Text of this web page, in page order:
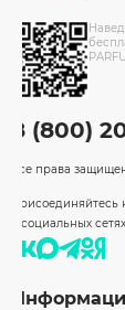
8 (800)
Все права
в социальных сетях